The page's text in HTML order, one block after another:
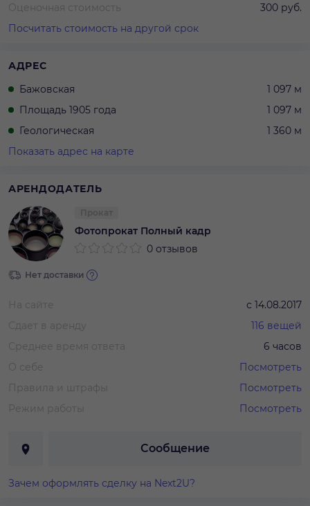
Оценочная стоимость
300 руб.
Посчитать стоимость на другой срок
АДРЕС
Бажовская
1 097 м
Площадь 1905 года
1 097 м
Геологическая
1 360 м
Показать адрес на карте
АРЕНДОДАТЕЛЬ
Фотопрокат Полный кадр
0 отзывов
Нет доставки
На сайте с 14.08.2017
Сдает в аренду
116 вещей
Среднее время ответа
6 часов
О себе
Посмотреть
Правила и штрафы
Посмотреть
Режим работы
Посмотреть
Сообщение
Зачем оформлять сделку на Next2U?